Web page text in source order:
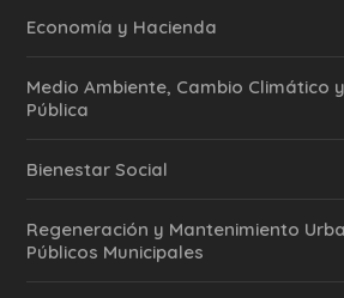
Economía y Hacienda
Medio Ambiente, Cambio Climático
Pública
Bienestar Social
Regeneración y Mantenimiento
Públicos Municipales